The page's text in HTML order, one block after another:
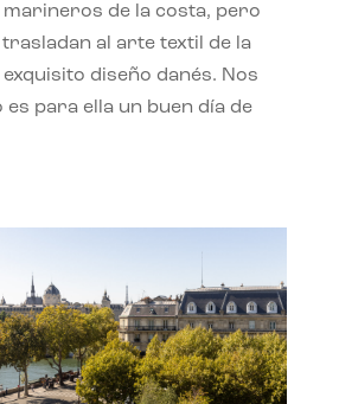
de la costa, pero
al arte textil de la
exquisito diseño danés. Nos
es para ella un buen día de